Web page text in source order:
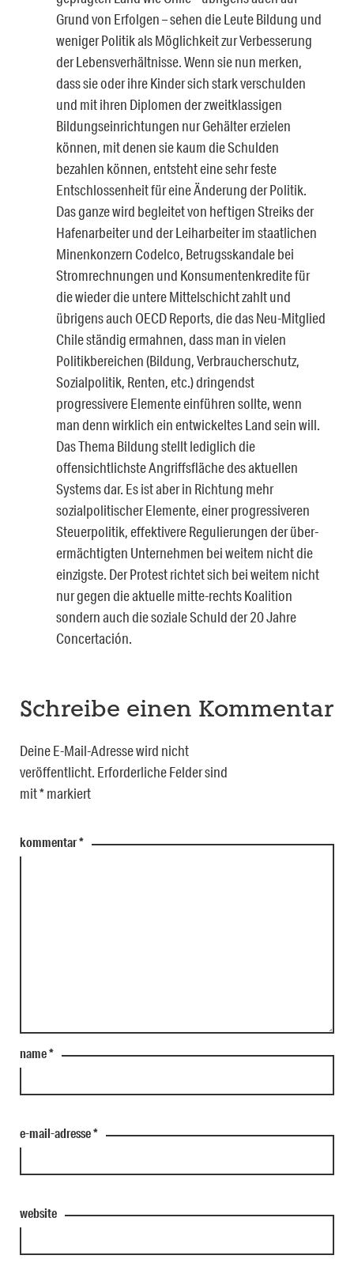
Grund von Erfolgen – sehen die Leute Bildung und
weniger Politik als Möglichkeit zur Verbesserung
der Lebensverhältnisse. Wenn sie nun merken,
dass sie oder ihre Kinder sich stark verschulden
und mit ihren Diplomen der zweitklassigen
Bildungseinrichtungen nur Gehälter erzielen
können, mit denen sie kaum die Schulden
bezahlen können, entsteht eine sehr feste
Entschlossenheit für eine Änderung der Politik.
Das ganze wird begleitet von heftigen Streiks der
Hafenarbeiter und der Leiharbeiter im staatlichen
Minenkonzern Codelco, Betrugsskandale bei
Stromrechnungen und Konsumentenkredite für
die wieder die untere Mittelschicht zahlt und
übrigens auch OECD Reports, die das Neu-Mitglied
Chile ständig ermahnen, dass man in vielen
Politikbereichen (Bildung, Verbraucherschutz,
Sozialpolitik, Renten, etc.) dringendst
progressivere Elemente einführen sollte, wenn
man denn wirklich ein entwickeltes Land sein will.
Das Thema Bildung stellt lediglich die
offensichtlichste Angriffsfläche des aktuellen
Systems dar. Es ist aber in Richtung mehr
sozialpolitischer Elemente, einer progressiveren
Steuerpolitik, effektivere Regulierungen der über-
ermächtigten Unternehmen bei weitem nicht die
einzigste. Der Protest richtet sich bei weitem nicht
nur gegen die aktuelle mitte-rechts Koalition
sondern auch die soziale Schuld der 20 Jahre
Concertación.
Schreibe einen Kommentar
Deine E-Mail-Adresse wird nicht
veröffentlicht. Erforderliche Felder sind
mit*markiert
kommentar*
name*
e-mail-adresse*
website